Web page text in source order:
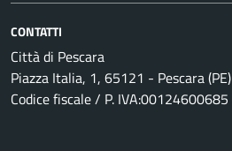
CONTATTI
Città di Pescara
Piazza Italia, 1, 65121 - Pescara (PE)
Codice fiscale / P. IVA:00124600685